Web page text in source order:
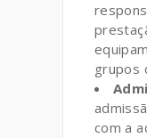
grupos
com a